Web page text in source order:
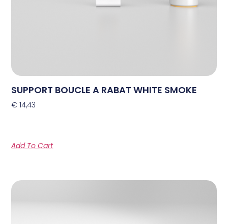
SUPPORT BOUCLE A RABAT WHITE SMOKE
€ 14,43
Add To Cart